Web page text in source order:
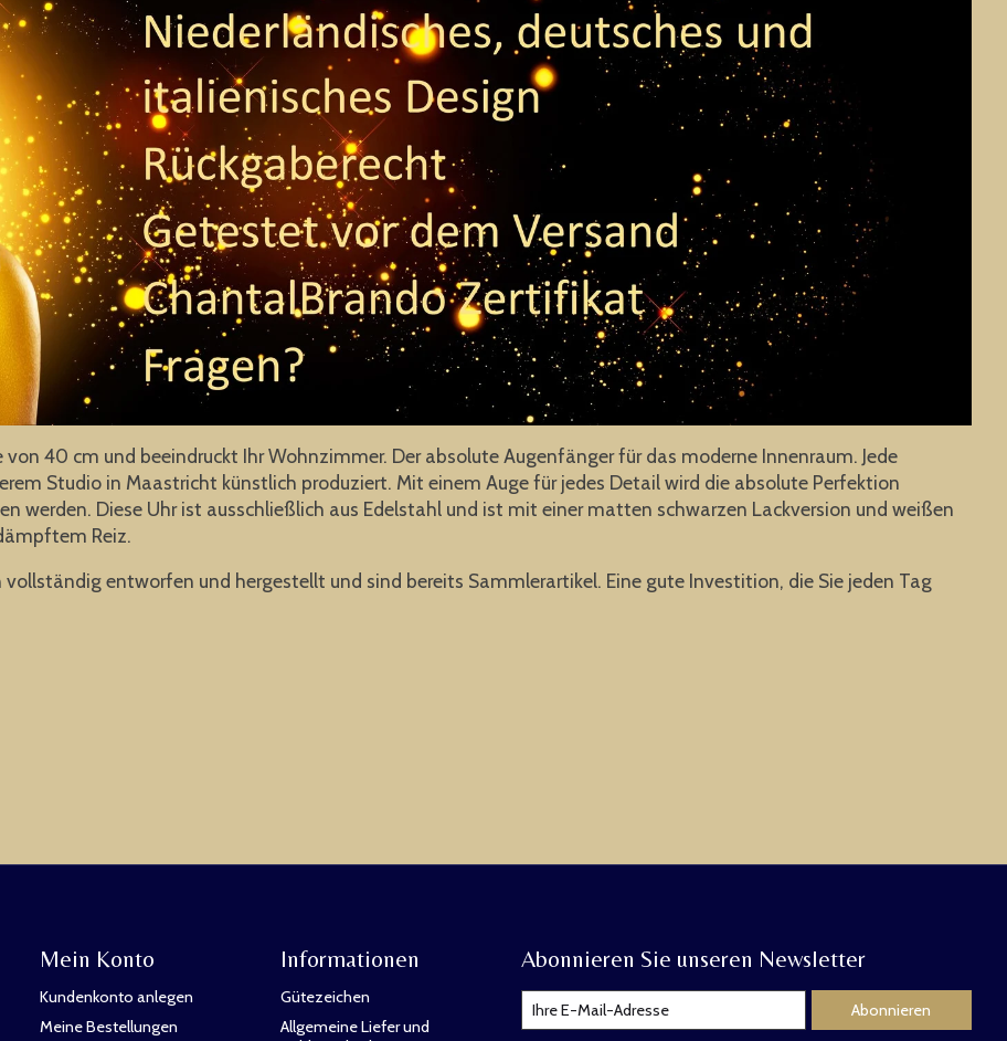
40 cm und beeindruckt Ihr Wohnzimmer. Der absolute Augenfänger für das moderne Innenraum. Jede
Studio in Maastricht künstlich produziert. Mit einem Auge für jedes Detail wird die absolute Perfektion
werden. Diese Uhr ist ausschließlich aus Edelstahl und ist mit einer matten schwarzen Lackversion und weißen
Reiz.
entworfen und hergestellt und sind bereits Sammlerartikel. Eine gute Investition, die Sie jeden Tag
Mein Konto
Kundenkonto anlegen
Meine Bestellungen
Informationen
Gütezeichen
Allgemeine Liefer und
Abonnieren Sie unseren Newsletter
Abonnieren